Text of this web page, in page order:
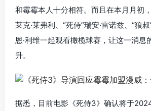
和霉霉本人十分相符。而且在本月月初
莱克·莱弗利、“死侍”瑞安·雷诺兹、“狼
恩·利维一起观看橄榄球赛，让这一消息
升。
据悉，目前电影《死侍3》确认将于